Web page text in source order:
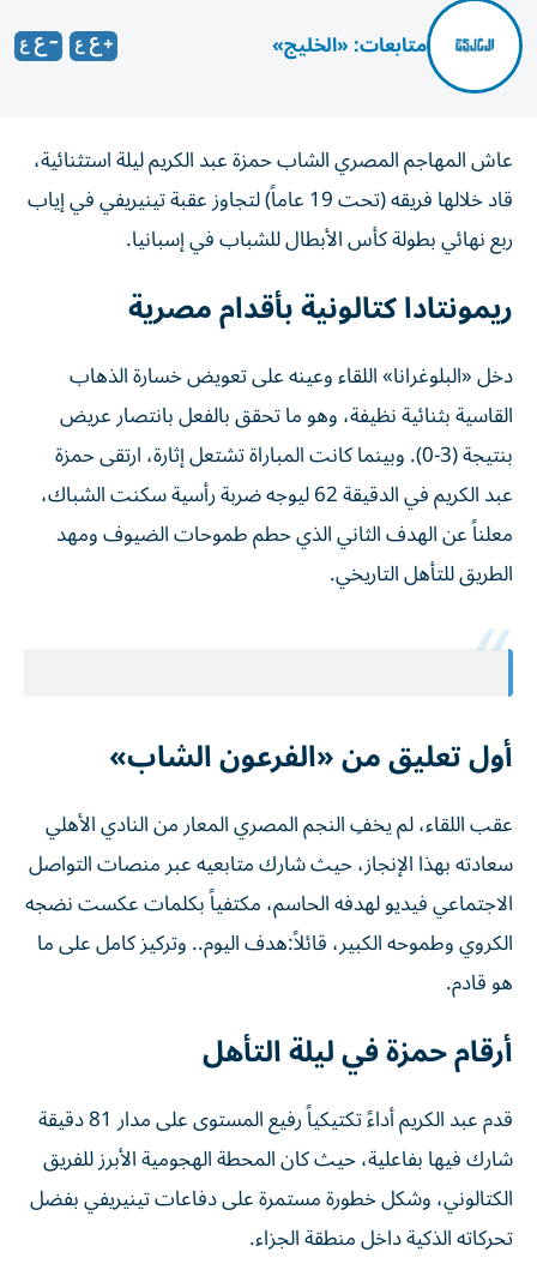
متابعات: «الخليج»
عاش المهاجم المصري الشاب حمزة عبد الكريم ليلة استثنائية،
قاد خلالها فريقه (تحت 19 عاماً) لتجاوز عقبة تينيريفي في إياب
ربع نهائي بطولة كأس الأبطال للشباب في إسبانيا.
ريمونتادا كتالونية بأقدام مصرية
دخل «البلوغرانا» اللقاء وعينه على تعويض خسارة الذهاب
القاسية بثنائية نظيفة، وهو ما تحقق بالفعل بانتصار عريض
بنتيجة (3-0). وبينما كانت المباراة تشتعل إثارة، ارتقى حمزة
عبد الكريم في الدقيقة 62 ليوجه ضربة رأسية سكنت الشباك،
معلناً عن الهدف الثاني الذي حطم طموحات الضيوف ومهد
الطريق للتأهل التاريخي.
أول تعليق من «الفرعون الشاب»
عقب اللقاء، لم يخفِ النجم المصري المعار من النادي الأهلي
سعادته بهذا الإنجاز، حيث شارك متابعيه عبر منصات التواصل
الاجتماعي فيديو لهدفه الحاسم، مكتفياً بكلمات عكست نضجه
الكروي وطموحه الكبير، قائلاً:هدف اليوم.. وتركيز كامل على ما
هو قادم.
أرقام حمزة في ليلة التأهل
قدم عبد الكريم أداءً تكتيكياً رفيع المستوى على مدار 81 دقيقة
شارك فيها بفاعلية، حيث كان المحطة الهجومية الأبرز للفريق
الكتالوني، وشكل خطورة مستمرة على دفاعات تينيريفي بفضل
تحركاته الذكية داخل منطقة الجزاء.